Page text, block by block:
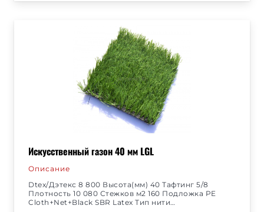
Искусственный газон 40 мм LGL
Описание
Dtex/Дэтекс 8 800 Высота(мм) 40 Тафтинг 5/8
Плотность 10 080 Стежков м2 160 Подложка PE
Cloth+Net+Black SBR Latex Тип нити…